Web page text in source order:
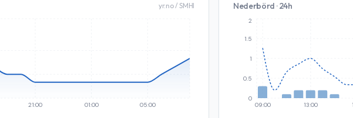
yr.no / SMHI
21:00 01:00 05:00
Nederbörd · 24h
09:00 13:00
0
0.5
1
1.5
2